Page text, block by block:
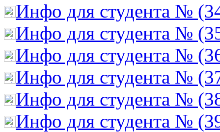
Инфо для студента №
Инфо для студента №
Инфо для студента №
Инфо для студента №
Инфо для студента №
Инфо для студента №